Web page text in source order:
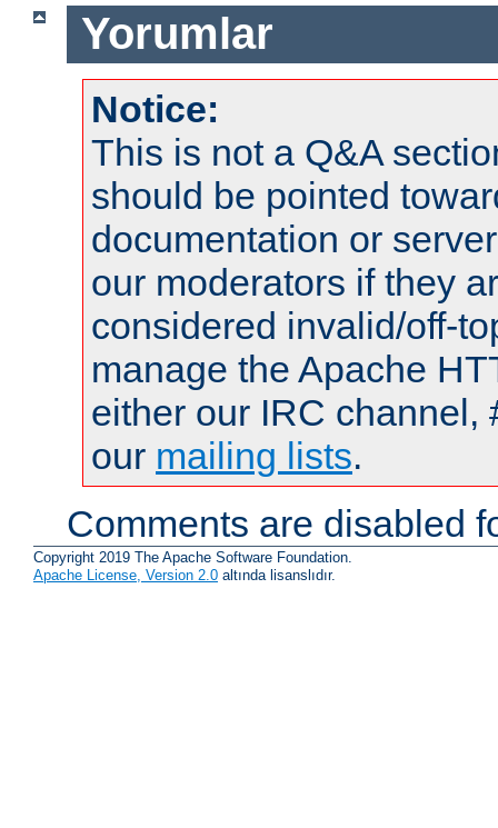
Yorumlar
Notice:
This is not a Q&A
should be pointed
documentation or
our moderators if they
considered invalid/off-
manage the Apache
either our IRC channel,
our mailing lists.
Comments are disabled
Copyright 2019 The Apache Software Foundation.
Apache License, Version 2.0 altında lisanslıdır.